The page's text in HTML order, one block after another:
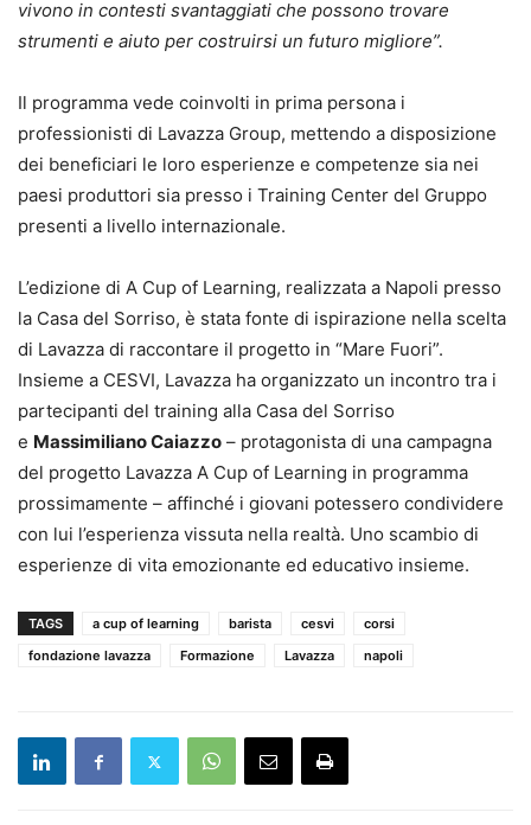
vivono in contesti svantaggiati che possono trovare
strumenti e aiuto per costruirsi un futuro migliore”.
Il programma vede coinvolti in prima persona i
professionisti di Lavazza Group, mettendo a disposizione
dei beneficiari le loro esperienze e competenze sia nei
paesi produttori sia presso i Training Center del Gruppo
presenti a livello internazionale.
L’edizione di A Cup of Learning, realizzata a Napoli presso
la Casa del Sorriso, è stata fonte di ispirazione nella scelta
di Lavazza di raccontare il progetto in “Mare Fuori”.
Insieme a CESVI, Lavazza ha organizzato un incontro tra i
partecipanti del training alla Casa del Sorriso
e Massimiliano Caiazzo – protagonista di una campagna
del progetto Lavazza A Cup of Learning in programma
prossimamente – affinché i giovani potessero condividere
con lui l’esperienza vissuta nella realtà. Uno scambio di
esperienze di vita emozionante ed educativo insieme.
TAGS a cup of learning barista cesvi
corsi
fondazione lavazza
Formazione Lavazza napoli